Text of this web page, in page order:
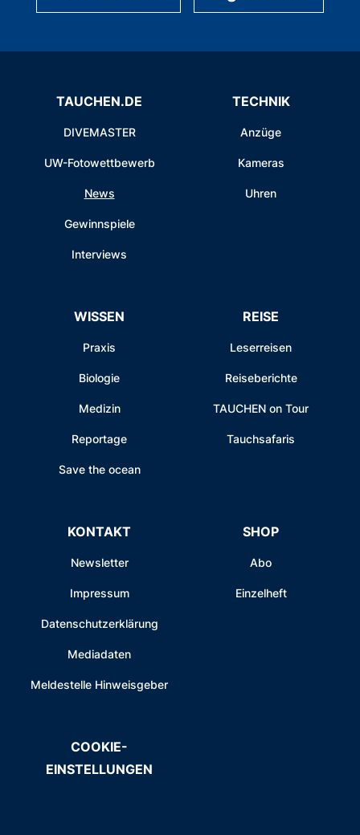
TAUCHEN.DE
DIVEMASTER
UW-Fotowettbewerb
News
Gewinnspiele
Interviews
TECHNIK
Anzüge
Kameras
Uhren
WISSEN
Praxis
Biologie
Medizin
Reportage
Save the ocean
REISE
Leserreisen
Reiseberichte
TAUCHEN on Tour
Tauchsafaris
KONTAKT
Newsletter
Impressum
Datenschutzerklärung
Mediadaten
Meldestelle Hinweisgeber
SHOP
Abo
Einzelheft
COOKIE-
EINSTELLUNGEN